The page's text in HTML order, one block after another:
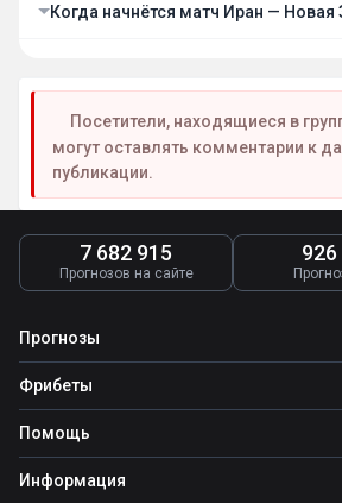
Когда начнётся матч Иран — Новая
Посетители, находящиеся в
могут оставлять комментарии к
публикации.
7 682 915
Прогнозов на сайте
926
Прогнозы
Все прогнозы
Топ ставок
Прогнозы на футбол
Фрибеты
Фрибеты
Фрибет Ubet
Фрибет Фонбет
Помощь
Школа ставок
Информация